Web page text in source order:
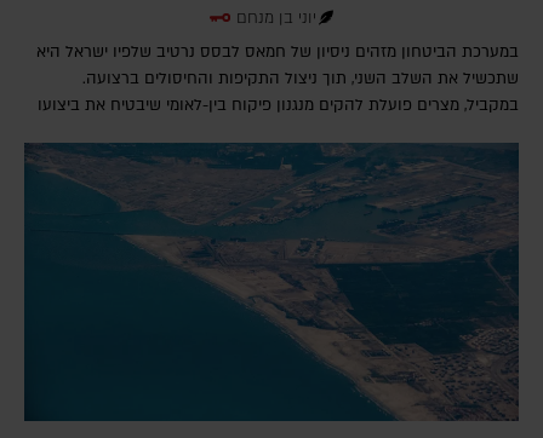
יוני בן מנחם
במערכת הביטחון מזהים ניסיון של חמאס לבסס נרטיב שלפיו ישראל היא
שתכשיל את השלב השני, תוך ניצול התקיפות והחיסולים ברצועה.
במקביל, מצרים פועלת להקים מנגנון פיקוח בין-לאומי שיבטיח את ביצועו